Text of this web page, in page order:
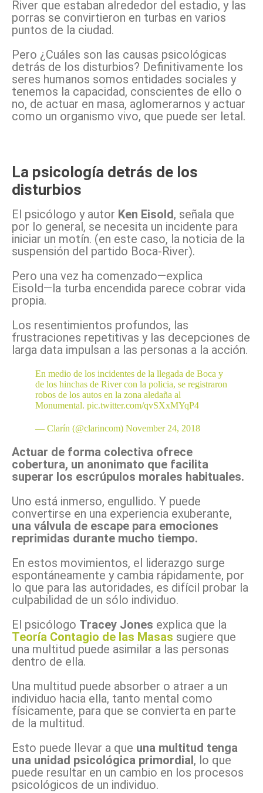
River que estaban alrededor del estadio, y las
porras se convirtieron en turbas en varios
puntos de la ciudad.
Pero ¿Cuáles son las causas psicológicas
detrás de los disturbios? Definitivamente los
seres humanos somos entidades sociales y
tenemos la capacidad, conscientes de ello o
no, de actuar en masa, aglomerarnos y actuar
como un organismo vivo, que puede ser letal.
La psicología detrás de los
disturbios
El psicólogo y autor Ken Eisold, señala que
por lo general, se necesita un incidente para
iniciar un motín. (en este caso, la noticia de la
suspensión del partido Boca-River).
Pero una vez ha comenzado―explica
Eisold―la turba encendida parece cobrar vida
propia.
Los resentimientos profundos, las
frustraciones repetitivas y las decepciones de
larga data impulsan a las personas a la acción.
En medio de los incidentes de la llegada de Boca y
de los hinchas de River con la policia, se registraron
robos de los autos en la zona aledaña al
Monumental. pic.twitter.com/qvSXxMYqP4
— Clarín (@clarincom) November 24, 2018
Actuar de forma colectiva ofrece
cobertura, un anonimato que facilita
superar los escrúpulos morales habituales.
Uno está inmerso, engullido. Y puede
convertirse en una experiencia exuberante,
una válvula de escape para emociones
reprimidas durante mucho tiempo.
En estos movimientos, el liderazgo surge
espontáneamente y cambia rápidamente, por
lo que para las autoridades, es difícil probar la
culpabilidad de un sólo individuo.
El psicólogo Tracey Jones explica que la
Teoría Contagio de las Masas sugiere que
una multitud puede asimilar a las personas
dentro de ella.
Una multitud puede absorber o atraer a un
individuo hacia ella, tanto mental como
físicamente, para que se convierta en parte
de la multitud.
Esto puede llevar a que una multitud tenga
una unidad psicológica primordial, lo que
puede resultar en un cambio en los procesos
psicológicos de un individuo.